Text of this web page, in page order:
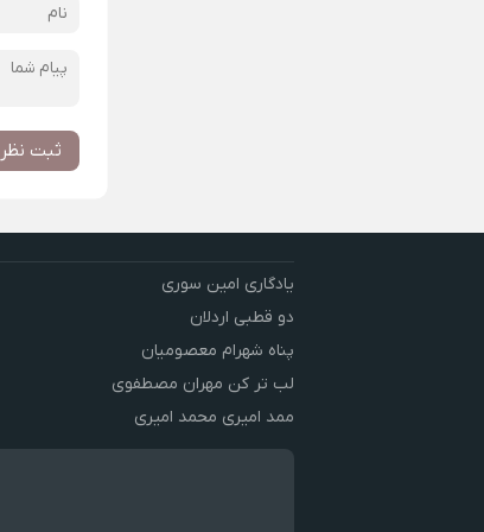
ثبت نظر
یادگاری امین سوری
دو قطبی اردلان
پناه شهرام معصومیان
لب تر کن مهران مصطفوی
ممد امیری محمد امیری